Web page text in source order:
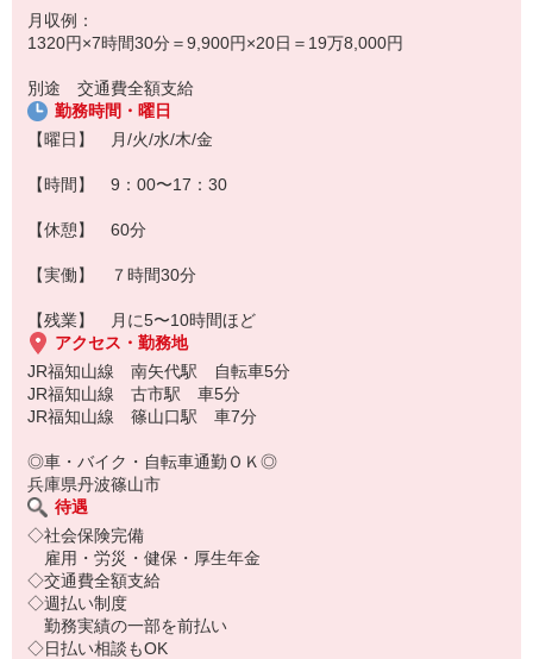
月収例：
1320円×7時間30分＝9,900円×20日＝19万8,000円
別途 交通費全額支給
勤務時間・曜日
【曜日】 月/火/水/木/金
【時間】 9：00〜17：30
【休憩】 60分
【実働】 ７時間30分
【残業】 月に5〜10時間ほど
アクセス・勤務地
JR福知山線 南矢代駅 自転車5分
JR福知山線 古市駅 車5分
JR福知山線 篠山口駅 車7分
◎車・バイク・自転車通勤ＯＫ◎
兵庫県丹波篠山市
待遇
◇社会保険完備
雇用・労災・健保・厚生年金
◇交通費全額支給
◇週払い制度
勤務実績の一部を前払い
◇日払い相談もOK